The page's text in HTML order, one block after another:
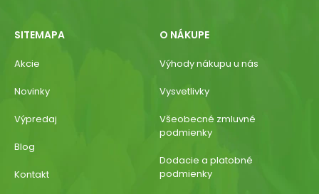
SITEMAPA
Akcie
Novinky
Výpredaj
Blog
Kontakt
O NÁKUPE
Výhody nákupu u nás
Vysvetlivky
Všeobecné zmluvné
podmienky
Dodacie a platobné
podmienky